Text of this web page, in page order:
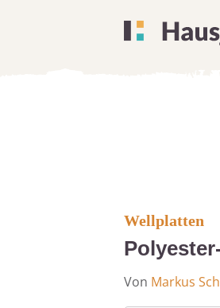
Wellplatten
Von Markus